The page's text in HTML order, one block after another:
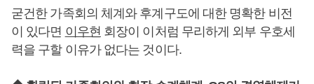
굳건한 가족회의 체계와 후계구도에 대한 명확한 비전
이 있다면 이우현 회장이 이처럼 무리하게 외부 우호세
력을 구할 이유가 없다는 것이다.